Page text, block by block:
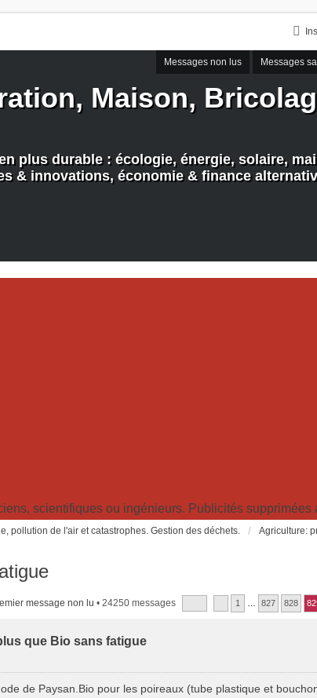
Messages non lus Messages
Maison,
plus durable : écologie, énergie, solaire,
& innovations, économie & finance
scientifiques ou ingénieurs. Publicités supprimées
pollution de l'air et catastrophes. Gestion des déchets.
message non lu • 24250 messages 1 827 828
que Bio sans fatigue
de Paysan.Bio pour les poireaux (tube plastique et